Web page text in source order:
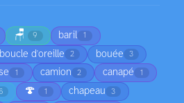
🪑 9 baril 1
boucle d'oreille 2 bouée 3
1 camion 2 canapé 1
🍄 1 chapeau 3